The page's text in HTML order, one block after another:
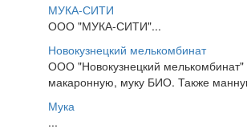
МУКА-СИТИ
ООО "МУКА-СИТИ"...
Новокузнецкий мелькомбинат
ООО "Новокузнецкий
макаронную, муку БИО. Также
Мука
...